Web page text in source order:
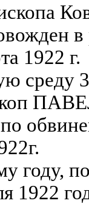
в
1922 г.
среду
году,
1922